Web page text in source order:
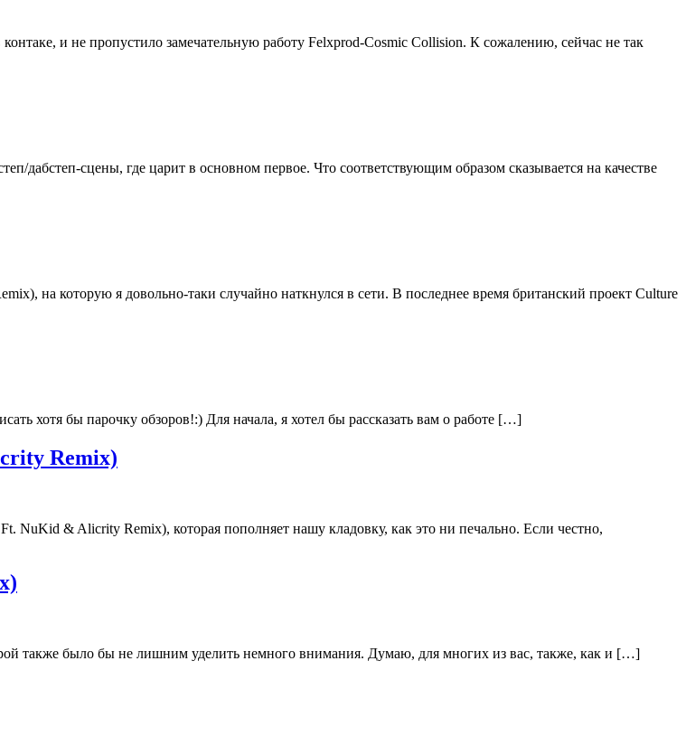
и не пропустило замечательную работу Felxprod-Cosmic Collision. К сожалению, сейчас не так
дабстеп-сцены, где царит в основном первое. Что соответствующим образом сказывается на качестве
на которую я довольно-таки случайно наткнулся в сети. В последнее время британский проект Culture
хотя бы парочку обзоров!:) Для начала, я хотел бы рассказать вам о работе […]
Remix)
NuKid & Alicrity Remix), которая пополняет нашу кладовку, как это ни печально. Если честно,
также было бы не лишним уделить немного внимания. Думаю, для многих из вас, также, как и […]